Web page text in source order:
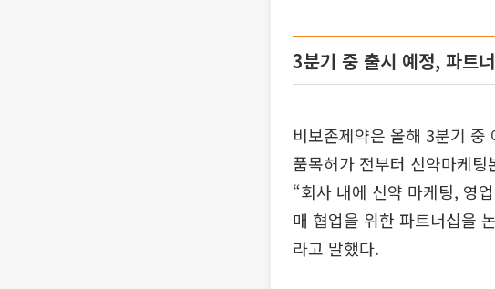
3분기 중 출시 예정, 파트
비보존제약은 올해 3분기
품목허가 전부터 신약마케
“회사 내에 신약 마케팅, 영
매 협업을 위한 파트너십을
라고 말했다.